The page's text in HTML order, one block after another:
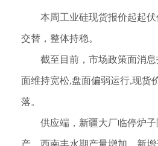
本周工业硅现货报价起起
交替，整体持稳。
截至目前，市场政策面消
面维持宽松,盘面偏弱运行,现货
落。
供应端，新疆大厂临停炉子
产，西南丰水期产量增加，新增